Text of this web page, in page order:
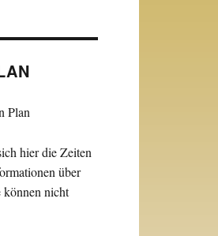
Plan
hier die Zeiten
über
können nicht